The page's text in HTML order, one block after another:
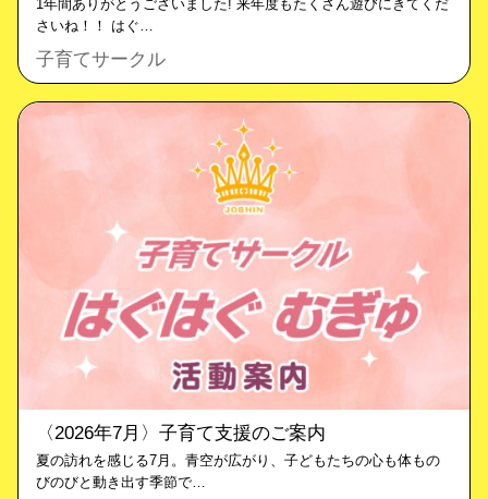
1年間ありがとうございました! 来年度もたくさん遊びにきてくだ
さいね！！ はぐ…
子育てサークル
〈2026年7月〉子育て支援のご案内
夏の訪れを感じる7月。青空が広がり、子どもたちの心も体もの
びのびと動き出す季節で…